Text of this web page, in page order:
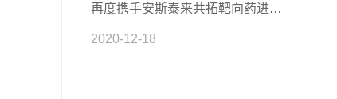
再度携手安斯泰来共拓靶向药进口
新篇章
2020-12-18